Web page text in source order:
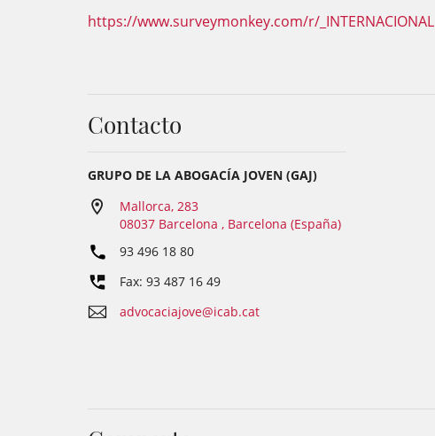
https://www.surveymonkey.com/r/_INTERNACIONAL
Contacto
GRUPO DE LA ABOGACÍA JOVEN (GAJ)
Mallorca, 283
08037 Barcelona , Barcelona (España)
93 496 18 80
Fax: 93 487 16 49
advocaciajove@icab.cat